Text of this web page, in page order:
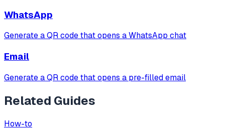
WhatsApp
Generate a QR code that opens a WhatsApp chat
Email
Generate a QR code that opens a pre-filled email
Related Guides
How-to